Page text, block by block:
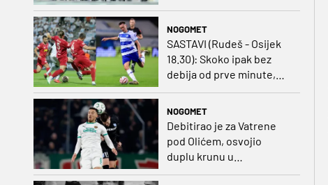
u Poljskoj
NOGOMET
SASTAVI (Rudeš - Osijek
18.30): Skoko ipak bez
debija od prve minute,
gosti promijenili
prvo kolo
NOGOMET
Debitirao je za Vatrene
pod Olićem, osvojio
duplu krunu u